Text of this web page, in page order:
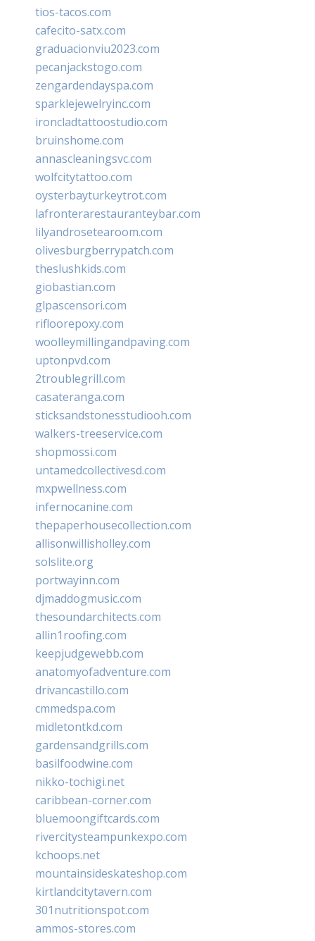
tios-tacos.com
cafecito-satx.com
graduacionviu2023.com
pecanjackstogo.com
zengardendayspa.com
sparklejewelryinc.com
ironcladtattoostudio.com
bruinshome.com
annascleaningsvc.com
wolfcitytattoo.com
oysterbayturkeytrot.com
lafronterarestauranteybar.com
lilyandrosetearoom.com
olivesburgberrypatch.com
theslushkids.com
giobastian.com
glpascensori.com
rifloorepoxy.com
woolleymillingandpaving.com
uptonpvd.com
2troublegrill.com
casateranga.com
sticksandstonesstudiooh.com
walkers-treeservice.com
shopmossi.com
untamedcollectivesd.com
mxpwellness.com
infernocanine.com
thepaperhousecollection.com
allisonwillisholley.com
solslite.org
portwayinn.com
djmaddogmusic.com
thesoundarchitects.com
allin1roofing.com
keepjudgewebb.com
anatomyofadventure.com
drivancastillo.com
cmmedspa.com
midletontkd.com
gardensandgrills.com
basilfoodwine.com
nikko-tochigi.net
caribbean-corner.com
bluemoongiftcards.com
rivercitysteampunkexpo.com
kchoops.net
mountainsideskateshop.com
kirtlandcitytavern.com
301nutritionspot.com
ammos-stores.com